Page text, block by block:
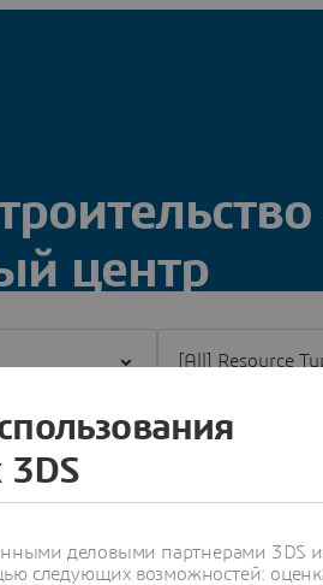
центр
Dassault Systèmes,
с нашими последними
3DS
деловыми партнерами 3DS
следующих возможностей: